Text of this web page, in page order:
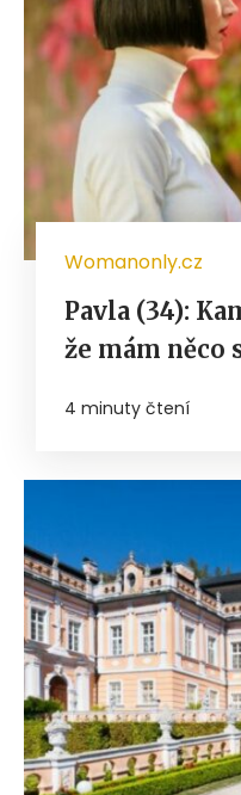
Womanonly.cz
Pavla (34):
že mám něco
4 minuty čtení